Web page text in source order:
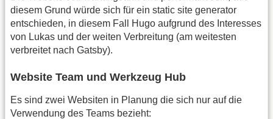
diesem Grund würde sich für ein static site generator
entschieden, in diesem Fall Hugo aufgrund des Interesses
von Lukas und der weiten Verbreitung (am weitesten
verbreitet nach Gatsby).
Website Team und Werkzeug Hub
Es sind zwei Websiten in Planung die sich nur auf die
Verwendung des Teams bezieht: